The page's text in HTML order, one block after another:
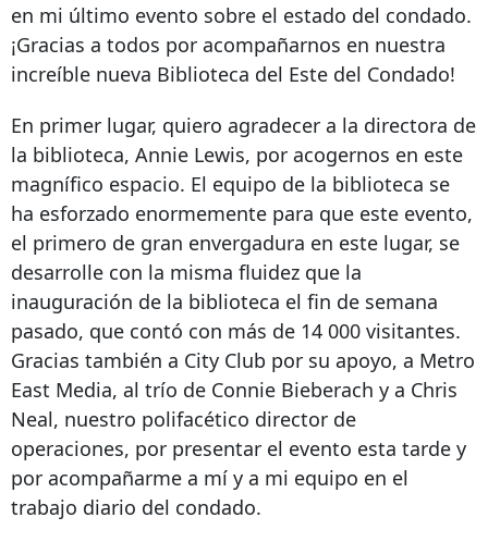
en mi último evento sobre el estado del condado.
¡Gracias a todos por acompañarnos en nuestra
increíble nueva Biblioteca del Este del Condado!
En primer lugar, quiero agradecer a la directora de
la biblioteca, Annie Lewis, por acogernos en este
magnífico espacio. El equipo de la biblioteca se
ha esforzado enormemente para que este evento,
el primero de gran envergadura en este lugar, se
desarrolle con la misma fluidez que la
inauguración de la biblioteca el fin de semana
pasado, que contó con más de 14 000 visitantes.
Gracias también a City Club por su apoyo, a Metro
East Media, al trío de Connie Bieberach y a Chris
Neal, nuestro polifacético director de
operaciones, por presentar el evento esta tarde y
por acompañarme a mí y a mi equipo en el
trabajo diario del condado.